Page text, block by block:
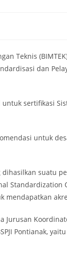
Teknis
dan
sertifikasi
untuk
suatu
Standardization
mendapatkan
Pontianak,